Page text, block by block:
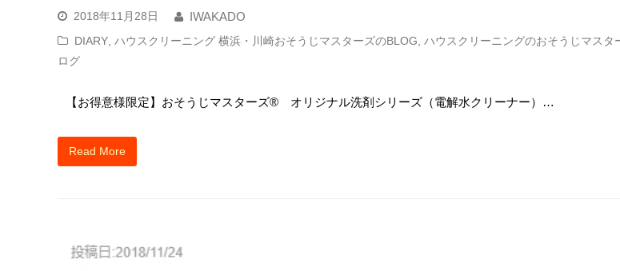
2018年11月28日
IWAKADO
DIARY ハウスクリーニング 横浜・川崎おそうじマスターズのBLOG ハウスクリーニングのおそうじマス
ログ
【お得意様限定】おそうじマスターズ® オリジナル洗剤シリーズ（電解水クリーナー）…
Read More